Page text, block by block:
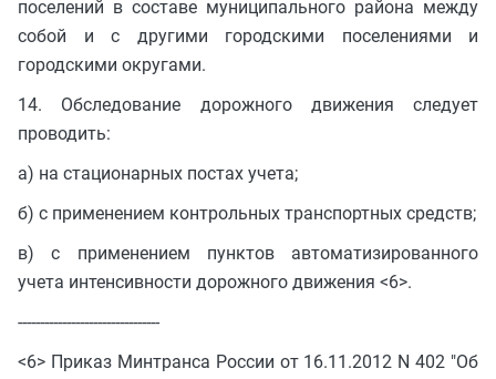
поселений в составе муниципального района между
собой и с другими городскими поселениями и
городскими округами.
14. Обследование дорожного движения следует
проводить:
а) на стационарных постах учета;
б) с применением контрольных транспортных средств;
в) с применением пунктов автоматизированного
учета интенсивности дорожного движения <6>.
--------------------------------
<6> Приказ Минтранса России от 16.11.2012 N 402 "Об